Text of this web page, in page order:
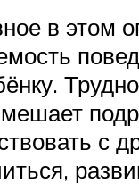
в этом
с